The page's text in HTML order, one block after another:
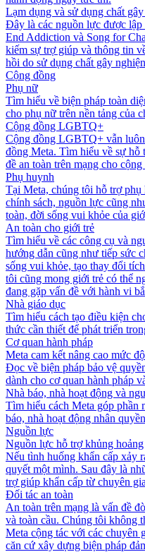
Lạm dụng và sử dụng chất
Đây là các nguồn lực được lập
End Addiction và Song for
kiếm sự trợ giúp và thông tin
hồi do sử dụng chất gây
Cộng đồng
Phụ nữ
Tìm hiểu về biện pháp toàn
cho phụ nữ trên nền tảng của
Cộng đồng LGBTQ+
Cộng đồng LGBTQ+ vẫn
đồng Meta. Tìm hiểu về sự hỗ
đề an toàn trên mạng cho
Phụ huynh
Tại Meta, chúng tôi hỗ trợ
chính sách, nguồn lực cũng
toàn, đời sống vui khỏe của
An toàn cho giới trẻ
Tìm hiểu về các công cụ và
hướng dẫn cũng như tiếp sức
sống vui khỏe, tạo thay đổi
tôi cũng mong giới trẻ có thể
đang gặp vấn đề với hành vi
Nhà giáo dục
Tìm hiểu cách tạo điều kiện
thức cần thiết để phát triển
Cơ quan hành pháp
Meta cam kết nâng cao mức
Đọc về biện pháp bảo vệ
dành cho cơ quan hành pháp
Nhà báo, nhà hoạt động và
Tìm hiểu cách Meta góp phần
báo, nhà hoạt động nhân
Nguồn lực
Nguồn lực hỗ trợ khủng hoảng
Nếu tình huống khẩn cấp xảy
quyết một mình. Sau đây là
trợ giúp khẩn cấp từ chuyên
Đối tác an toàn
An toàn trên mạng là vấn đề
và toàn cầu. Chúng tôi không
Meta cộng tác với các chuyên
căn cứ xây dựng biện pháp